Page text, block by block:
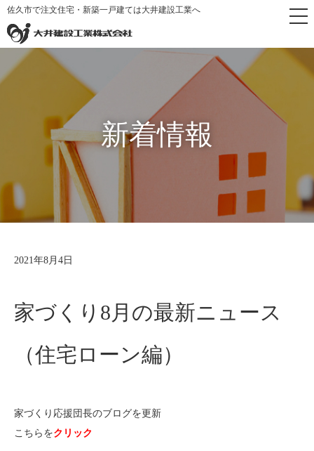
佐久市で注文住宅・新築一戸建ては大井建設工業へ
新着情報
トップページ > 新着情報
2021年8月4日
家づくり8月の最新ニュース
（住宅ローン編）
家づくり応援団長のブログを更新
こちらをクリック